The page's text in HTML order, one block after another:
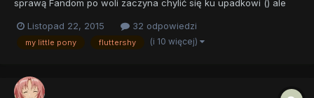
sprawą Fandom po woli zaczyna chylić się ku upadkowi () ale
Sami zobaczcie! https://www.youtube.com/watch?
v=_sdN59VceXM
Listopad 22, 2015 32 odpowiedzi
my little pony fluttershy (i 10 więcej)